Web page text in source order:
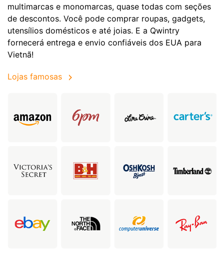
multimarcas e monomarcas, quase todas com seções
de descontos. Você pode comprar roupas, gadgets,
utensílios domésticos e até joias. E a Qwintry
fornecerá entrega e envio confiáveis dos EUA para
Vietnã!
Lojas famosas